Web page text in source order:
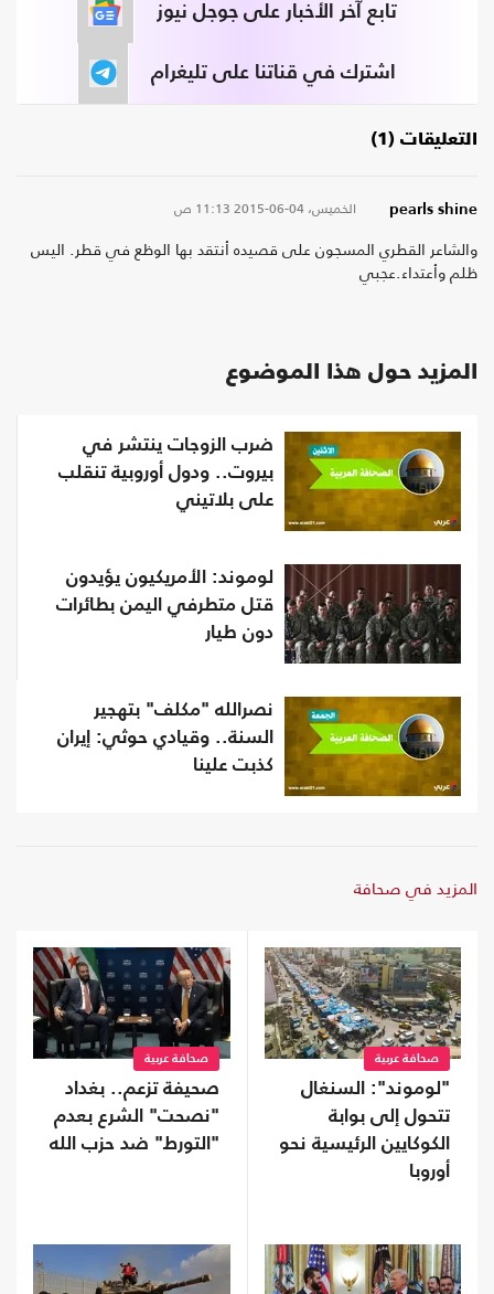
تابع آخر الأخبار على جوجل نيوز
اشترك في قناتنا على تليغرام
التعليقات (1)
pearls shine الخميس، 04-06-2015 11:13 ص
والشاعر القطري المسجون على قصيده أنتقد بها الوظع في قطر. اليس
ظلم وأعتداء.عجبي
المزيد حول هذا الموضوع
ضرب الزوجات ينتشر في
بيروت.. ودول أوروبية تنقلب
على بلاتيني
لوموند: الأمريكيون يؤيدون
قتل متطرفي اليمن بطائرات
دون طيار
نصرالله "مكلف" بتهجير
السنة.. وقيادي حوثي: إيران
كذبت علينا
المزيد في صحافة
صحافة عربية
"لوموند": السنغال
تتحول إلى بوابة
الكوكايين الرئيسية نحو
أوروبا
صحافة عربية
صحيفة تزعم.. بغداد
"نصحت" الشرع بعدم
"التورط" ضد حزب الله